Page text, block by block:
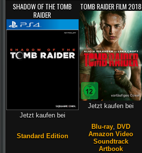
SHADOW OF THE TOMB
RAIDER
Jetzt kaufen bei
Standard Edition
TOMB RAIDER FILM 2018
Jetzt kaufen bei
Blu-ray DVD
Amazon Video
Soundtrack
Artbook